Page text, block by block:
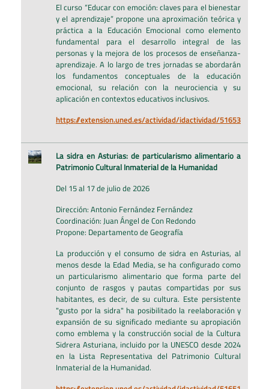
El curso “Educar con emoción: claves para el bienestar
y el aprendizaje” propone una aproximación teórica y
práctica a la Educación Emocional como elemento
fundamental para el desarrollo integral de las
personas y la mejora de los procesos de enseñanza-
aprendizaje. A lo largo de tres jornadas se abordarán
los fundamentos conceptuales de la educación
emocional, su relación con la neurociencia y su
aplicación en contextos educativos inclusivos.
https://extension.uned.es/actividad/idactividad/51653
La sidra en Asturias: de particularismo alimentario a
Patrimonio Cultural Inmaterial de la Humanidad
Del 15 al 17 de julio de 2026
Dirección: Antonio Fernández Fernández
Coordinación: Juan Ángel de Con Redondo
Propone: Departamento de Geografía
La producción y el consumo de sidra en Asturias, al
menos desde la Edad Media, se ha configurado como
un particularismo alimentario que forma parte del
conjunto de rasgos y pautas compartidas por sus
habitantes, es decir, de su cultura. Este persistente
"gusto por la sidra" ha posibilitado la reelaboración y
expansión de su significado mediante su apropiación
como emblema y la construcción social de la Cultura
Sidrera Asturiana, incluido por la UNESCO desde 2024
en la Lista Representativa del Patrimonio Cultural
Inmaterial de la Humanidad.